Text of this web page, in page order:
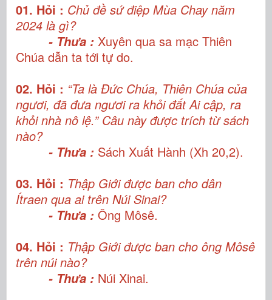
01. Hỏi : Chủ đề sứ điệp Mùa Chay năm
2024 là gì?
- Thưa : Xuyên qua sa mạc Thiên
Chúa dẫn ta tới tự do.
02. Hỏi : “Ta là Đức Chúa, Thiên Chúa của
ngươi, đã đưa ngươi ra khỏi đất Ai cập, ra
khỏi nhà nô lệ.” Câu này được trích từ sách
nào?
- Thưa : Sách Xuất Hành (Xh 20,2).
03. Hỏi : Thập Giới được ban cho dân
Ítraen qua ai trên Núi Sinai?
- Thưa : Ông Môsê.
04. Hỏi : Thập Giới được ban cho ông Môsê
trên núi nào?
- Thưa : Núi Xinai.